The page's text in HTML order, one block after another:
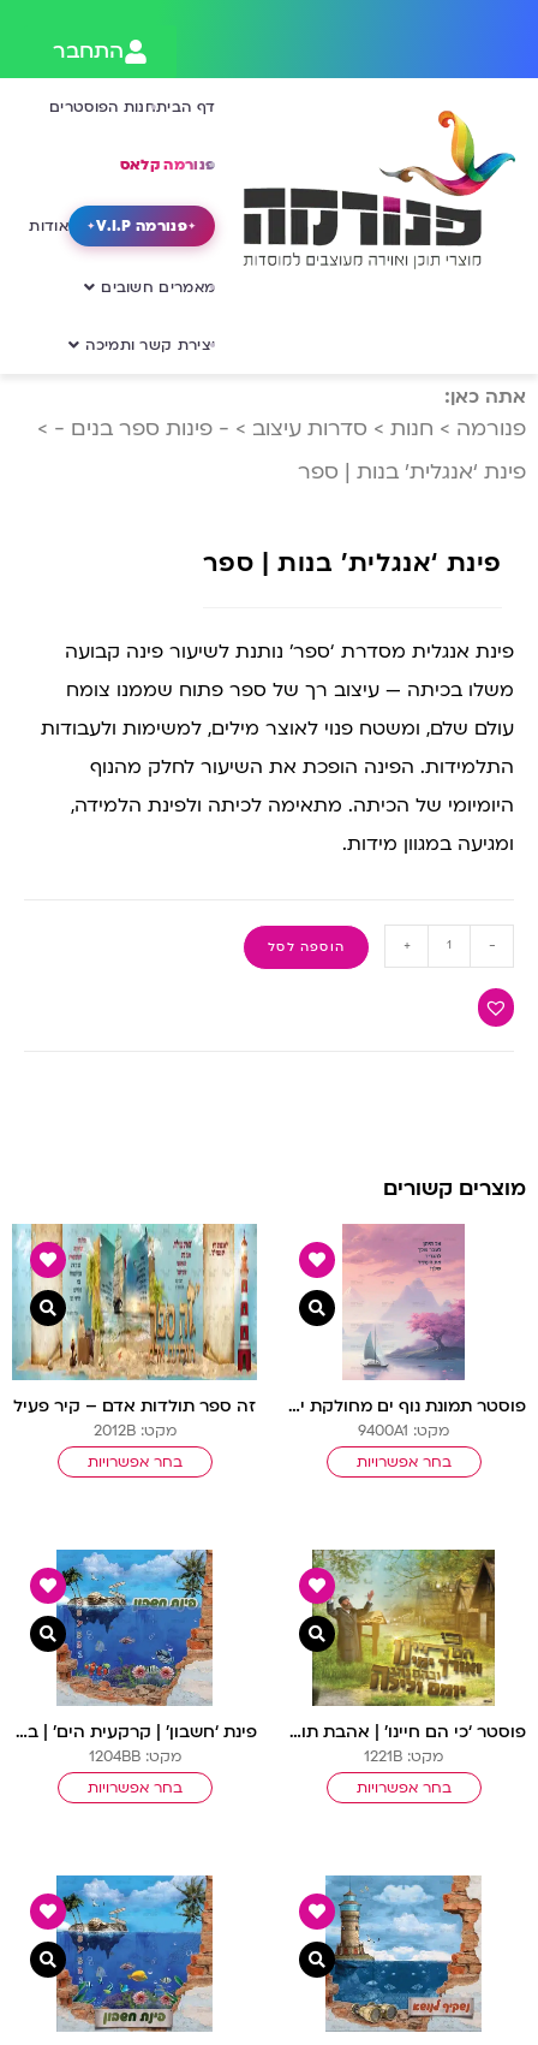
התחבר
דף הביתחנות הפוסטרים
פנורמה קלאס
פנורמה V.I.P אודות
מאמרים חשובים
יצירת קשר ותמיכה
אתה כאן:
פנורמה > חנות > סדרות עיצוב > - פינות ספר בנים - >
פינת ‘אנגלית’ בנות | ספר
פינת ‘אנגלית’ בנות | ספר
פינת אנגלית מסדרת ‘ספר’ נותנת לשיעור פינה קבועה
משלו בכיתה — עיצוב רך של ספר פתוח שממנו צומח
עולם שלם, ומשטח פנוי לאוצר מילים, למשימות ולעבודות
התלמידות. הפינה הופכת את השיעור לחלק מהנוף
היומיומי של הכיתה. מתאימה לכיתה ולפינת הלמידה,
ומגיעה במגוון מידות.
-
+ הוספה לסל
מוצרים קשורים
פוסטר תמונת נוף ים מחולקת ימין | משפטי מוטיבציה
מקט: 9400A1
בחר אפשרויות
צפייה מהירה
זה ספר תולדות אדם – קיר פעיל
מקט: 2012B
בחר אפשרויות
פוסטר ‘כי הם חיינו’ | אהבת תורה
מקט: 1221B
בחר אפשרויות
פינת ‘חשבון’ | קרקעית הים’ | בתוך המים
מקט: 1204BB
בחר אפשרויות